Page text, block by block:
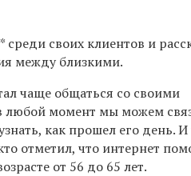
своих клиентов и
между близкими.
чаще общаться со своими
любой момент мы можем
как прошел его день. И
отметил, что интернет
от 56 до 65 лет.